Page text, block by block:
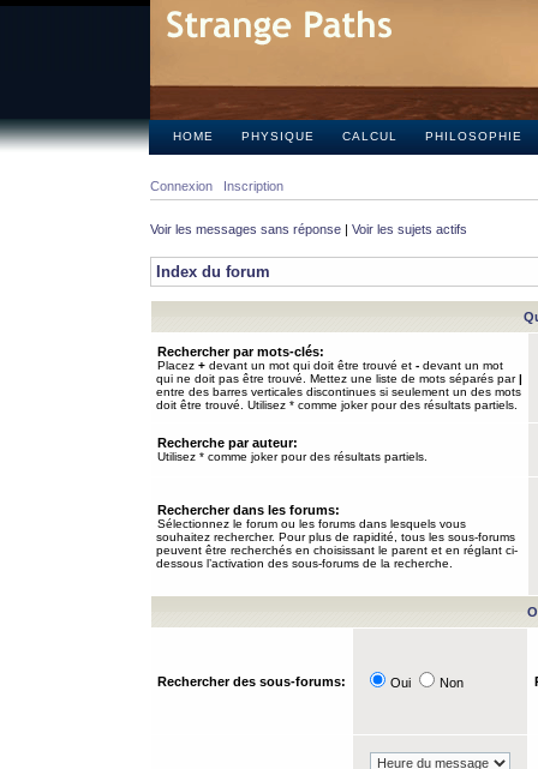
HOME PHYSIQUE CALCUL PHILOSOPHIE
Connexion Inscription
Voir les messages sans réponse | Voir les sujets actifs
Index du forum
Rechercher par mots-clés:
Placez + devant un mot qui doit être trouvé et - devant un mot
qui ne doit pas être trouvé. Mettez une liste de mots séparés par|
entre des barres verticales discontinues si seulement un des mots
doit être trouvé. Utilisez * comme joker pour des résultats partiels.
Recherche par auteur:
Utilisez * comme joker pour des résultats partiels.
Rechercher dans les forums:
Sélectionnez le forum ou les forums dans lesquels vous
souhaitez rechercher. Pour plus de rapidité, tous les sous-forums
peuvent être recherchés en choisissant le parent et en réglant ci-
dessous l’activation des sous-forums de la recherche.
Rechercher des sous-forums: Oui Non